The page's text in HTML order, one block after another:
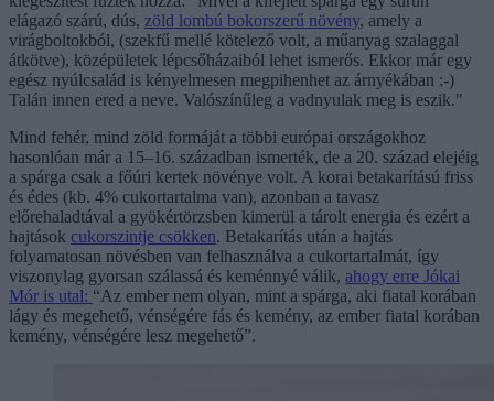
elágazó szárú, dús, zöld lombú bokorszerű növény, amely a
virágboltokból, (szekfű mellé kötelező volt, a műanyag szalaggal
átkötve), középületek lépcsőházaiból lehet ismerős. Ekkor már egy
egész nyúlcsalád is kényelmesen megpihenhet az árnyékában :-)
Talán innen ered a neve. Valószínűleg a vadnyulak meg is eszik."
Mind fehér, mind zöld formáját a többi európai országokhoz
hasonlóan már a 15–16. században ismerték, de a 20. század elejéig
a spárga csak a főúri kertek növénye volt. A korai betakarítású friss
és édes (kb. 4% cukortartalma van), azonban a tavasz
előrehaladtával a gyökértörzsben kimerül a tárolt energia és ezért a
hajtások cukorszintje csökken. Betakarítás után a hajtás
folyamatosan növésben van felhasználva a cukortartalmát, így
viszonylag gyorsan szálassá és keménnyé válik, ahogy erre Jókai
Mór is utal: “Az ember nem olyan, mint a spárga, aki fiatal korában
lágy és megehető, vénségére fás és kemény, az ember fiatal korában
kemény, vénségére lesz megehető”.